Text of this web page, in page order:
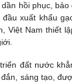
hồi phục,
xuất khẩu
Việt Nam thiết
đất nước
sáng tạo,